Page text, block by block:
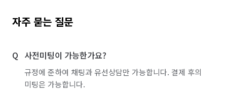
자주 묻는 질문
사전미팅이 가능한가요?
규정에 준하여 채팅과 유선상담만 가능합니다. 결제 후의
미팅은 가능합니다.